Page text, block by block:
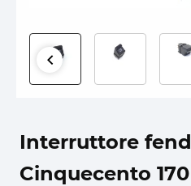
Interruttore
Cinquecento